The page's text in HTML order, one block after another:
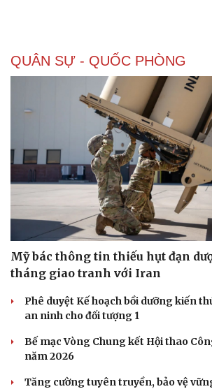
Doanh nghiệp
Thông tin doanh nghiệp
Doanh nghiệp 24h
Doanh nhân
Công nghệ
Sành điệu
Tin Công
Trải
Chuyển
QUÂN SỰ - QUỐC PHÒNG
Mỹ bác thông tin thiếu hụt đạn
tháng giao tranh với Iran
Phê duyệt Kế hoạch bồi dưỡng kiến
an ninh cho đối tượng 1
Bế mạc Vòng Chung kết Hội thao
năm 2026
Tăng cường tuyên truyền, bảo vệ